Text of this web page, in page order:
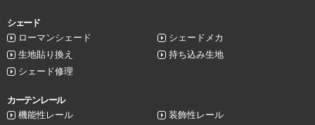
シェード
ローマンシェード
シェードメカ
生地貼り換え
持ち込み生地
シェード修理
カーテンレール
機能性レール
装飾性レール